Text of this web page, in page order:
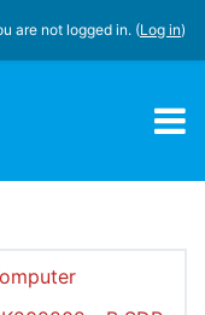
are not logged in. (Log in)